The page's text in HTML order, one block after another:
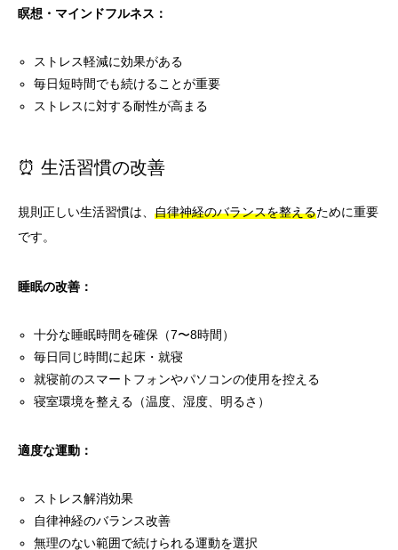
瞑想・マインドフルネス：
ストレス軽減に効果がある
毎日短時間でも続けることが重要
ストレスに対する耐性が高まる
⏰ 生活習慣の改善
規則正しい生活習慣は、 自律神経のバランスを整えるために重要
です。
睡眠の改善：
十分な睡眠時間を確保（7〜8時間）
毎日同じ時間に起床・就寝
就寝前のスマートフォンやパソコンの使用を控える
寝室環境を整える（温度、湿度、明るさ）
適度な運動：
ストレス解消効果
自律神経のバランス改善
無理のない範囲で続けられる運動を選択